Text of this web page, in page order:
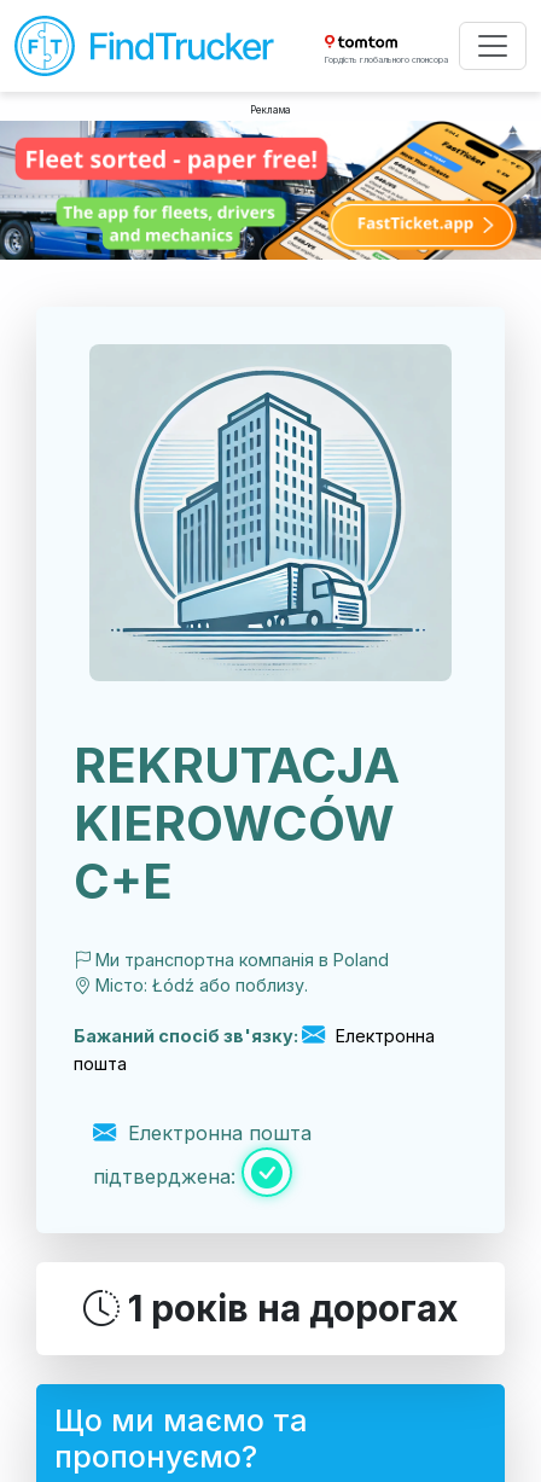
Гордість глобального спонсора
Реклама
REKRUTACJA
KIEROWCÓW
C+E
Ми транспортна компанія в Poland
Місто: Łódź або поблизу.
Бажаний спосіб зв'язку:
Електронна
пошта
Електронна пошта
підтверджена:
1 років на дорогах
Що ми маємо та
пропонуємо?